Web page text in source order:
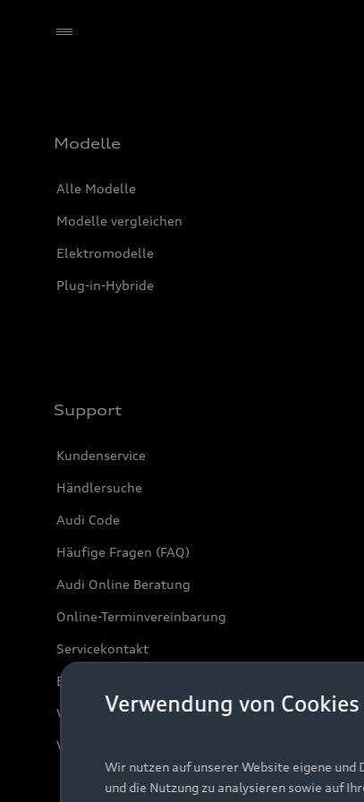
Modelle
Alle Modelle
Modelle vergleichen
Elektromodelle
Plug-in-Hybride
Support
Kundenservice
Händlersuche
Audi Code
Häufige Fragen (FAQ)
Audi Online Beratung
Online-Terminvereinbarung
Servicekontakt
Bordbuch & Bedienungsanleitungen
Verträge kündigen
Vertrag widerrufen
Verwendung von
Wir nutzen auf unserer Website eigene und
und die Nutzung zu analysieren sowie auf